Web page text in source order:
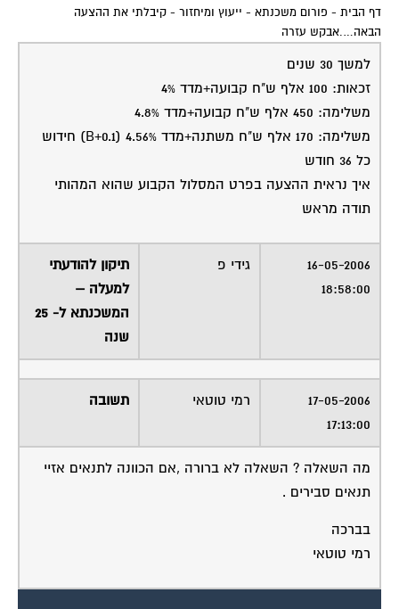
דף הבית - פורום משכנתא - ייעוץ ומיחזור - קיבלתי את ההצעה
הבאה….אבקש עזרה
למשך 30 שנים
זכאות: 100 אלף ש"ח קבועה+מדד 4%
משלימה: 450 אלף ש"ח קבועה+מדד 4.8%
משלימה: 170 אלף ש"ח משתנה+מדד 4.56% (B+0.1) חידוש
כל 36 חודש
איך נראית ההצעה בפרט המסלול הקבוע שהוא המהותי
תודה מראש
16-05-2006
18:58:00
גידי פ
תיקון להודעתי
למעלה –
המשכנתא ל- 25
שנה
17-05-2006
17:13:00
רמי טוטאי תשובה
מה השאלה ? השאלה לא ברורה ,אם הכוונה לתנאים אזיי
תנאים סבירים .
בברכה
רמי טוטאי